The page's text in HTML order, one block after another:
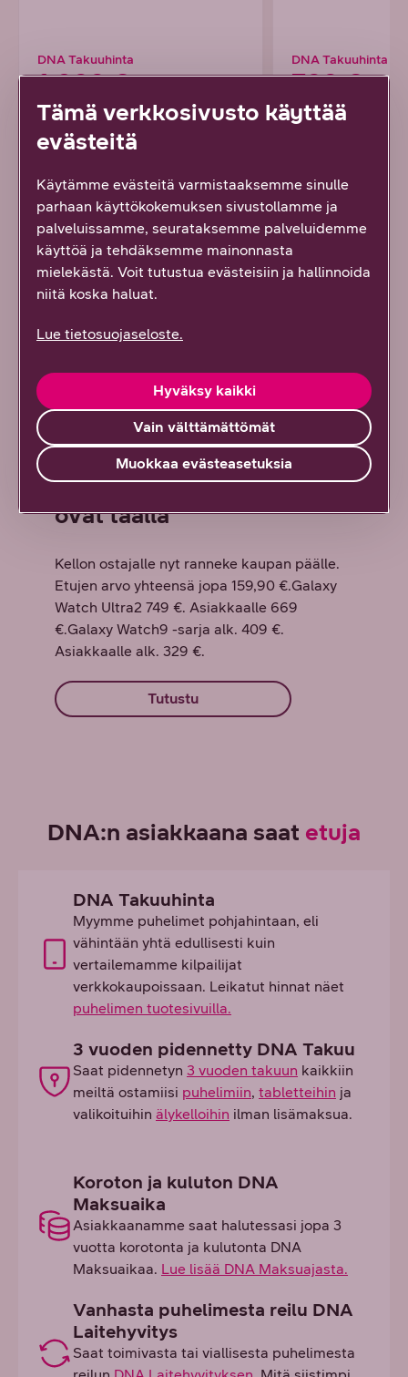
DNA Takuuhinta
1 099 €
tai alk. 30,53 € / kk
DNA Takuuhinta
799 €
tai alk. 22,19 € /
Uudet Galaxy-sarjan kellot
ovat täällä
Kellon ostajalle nyt ranneke kaupan päälle.
Etujen arvo yhteensä jopa 159,90 €.Galaxy
Watch Ultra2 749 €. Asiakkaalle 669
€.Galaxy Watch9 -sarja alk. 409 €.
Asiakkaalle alk. 329 €.
Tutustu
DNA:n asiakkaana saat etuja
DNA Takuuhinta
Myymme puhelimet pohjahintaan, eli
vähintään yhtä edullisesti kuin
vertailemamme kilpailijat
verkkokaupoissaan. Leikatut hinnat näet
puhelimen tuotesivuilla.
3 vuoden pidennetty DNA Takuu
Saat pidennetyn 3 vuoden takuun kaikkiin
meiltä ostamiisi puhelimiin, tabletteihin ja
valikoituihin älykelloihin ilman lisämaksua.
Koroton ja kuluton DNA
Maksuaika
Asiakkaanamme saat halutessasi jopa 3
vuotta korotonta ja kulutonta DNA
Maksuaikaa. Lue lisää DNA Maksuajasta.
Vanhasta puhelimesta reilu DNA
Laitehyvitys
Saat toimivasta tai viallisesta puhelimesta
Tämä verkkosivusto käyttää
evästeitä
Käytämme evästeitä varmistaaksemme sinulle
parhaan käyttökokemuksen sivustollamme ja
palveluissamme, seurataksemme palveluidemme
käyttöä ja tehdäksemme mainonnasta
mielekästä. Voit tutustua evästeisiin ja hallinnoida
niitä koska haluat.
Lue tietosuojaseloste.
Vain välttämättömät
Hyväksy kaikki
Muokkaa evästeasetuksia